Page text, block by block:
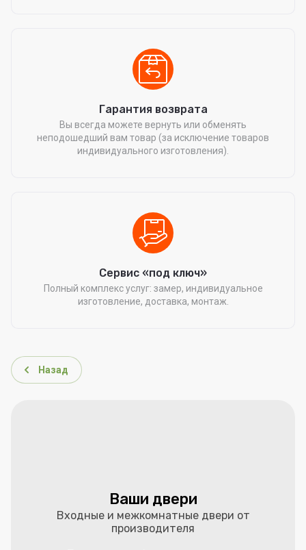
Гарантия возврата
Вы всегда можете вернуть или обменять
неподошедший вам товар (за исключение товаров
индивидуального изготовления).
Сервис «под ключ»
Полный комплекс услуг: замер, индивидуальное
изготовление, доставка, монтаж.
Назад
Ваши двери
Входные и межкомнатные двери от
производителя